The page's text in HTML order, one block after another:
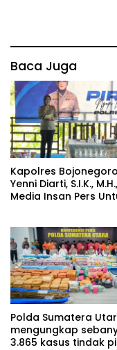
Baca Juga
Kapolres Bojonegoro
Yenni Diarti, S.I.K.,
Media Insan Pers
Polda Sumatera
mengungkap
3.865 kasus tindak